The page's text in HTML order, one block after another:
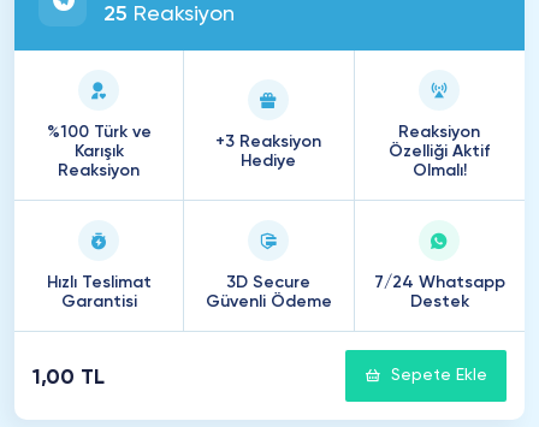
25 Reaksiyon
%100 Türk ve
Karışık
Reaksiyon
+3 Reaksiyon
Hediye
Reaksiyon
Özelliği Aktif
Olmalı!
Hızlı Teslimat
Garantisi
3D Secure
Güvenli Ödeme
7/24 Whatsapp
Destek
1,00 TL Sepete Ekle